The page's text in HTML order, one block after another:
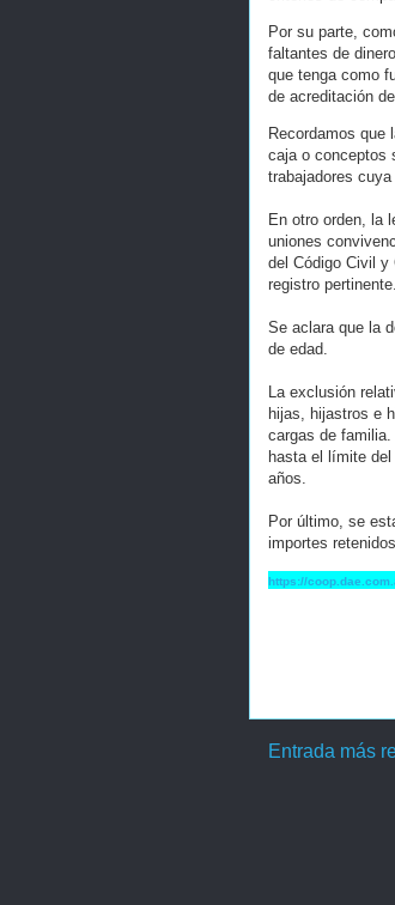
Por su parte,
faltantes de
que tenga como
de acreditación
Recordamos que
caja o conceptos
trabajadores
En otro orden, la
uniones
del Código Civil y
registro pertinente.
Se aclara que la
de edad.
La exclusión
hijas, hijastros e
cargas de
hasta el límite
años.
Por último, se
importes
https://
Entrada más